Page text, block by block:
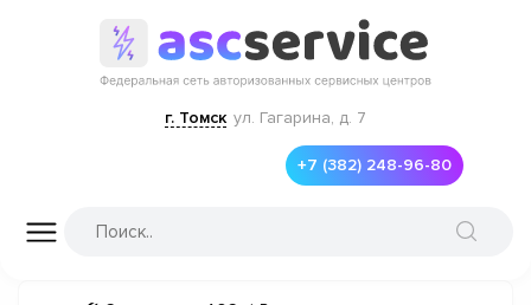
г. Томск ул. Гагарина, д. 7
+7 (382) 248-96-80